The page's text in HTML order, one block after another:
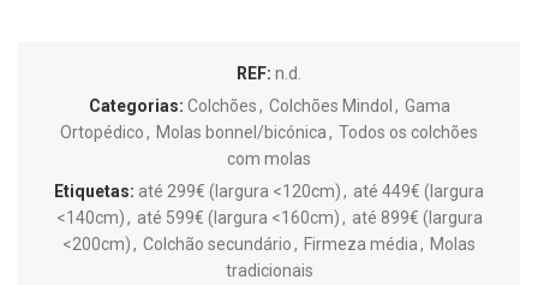
REF: n.d.
Categorias: Colchões, Colchões Mindol , Gama
Ortopédico, Molas bonnel/bicónica, Todos os colchões
com molas
Etiquetas: até 299€ (largura <120cm), até 449€ (largura
<140cm), até 599€ (largura <160cm), até 899€ (largura
<200cm), Colchão secundário, Firmeza média, Molas
tradicionais